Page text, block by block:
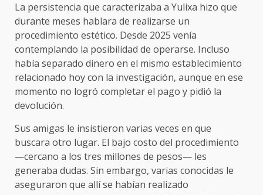
La persistencia que caracterizaba a Yulixa hizo que
durante meses hablara de realizarse un
procedimiento estético. Desde 2025 venía
contemplando la posibilidad de operarse. Incluso
había separado dinero en el mismo establecimiento
relacionado hoy con la investigación, aunque en ese
momento no logró completar el pago y pidió la
devolución.
Sus amigas le insistieron varias veces en que
buscara otro lugar. El bajo costo del procedimiento
—cercano a los tres millones de pesos— les
generaba dudas. Sin embargo, varias conocidas le
aseguraron que allí se habían realizado